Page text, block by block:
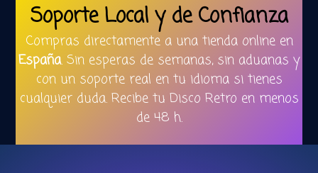
Soporte Local y de Confianza
Compras directamente a una tienda online en
España. Sin esperas de semanas, sin aduanas y
con un soporte real en tu idioma si tienes
cualquier duda. Recibe tu Disco Retro en menos
de 48 h.